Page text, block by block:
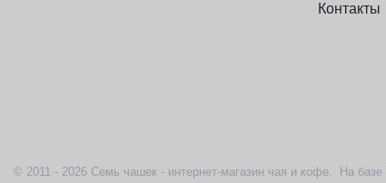
Контакты
© 2011 - 2026 Семь чашек - интернет-магазин чая и кофе. На базе